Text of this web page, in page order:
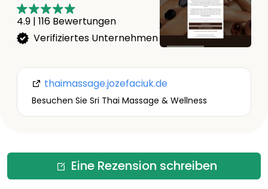
4.9 | 116 Bewertungen
Verifiziertes Unternehmen
thaimassage.jozefaciuk.de
Besuchen Sie Sri Thai Massage & Wellness
Eine Rezension schreiben